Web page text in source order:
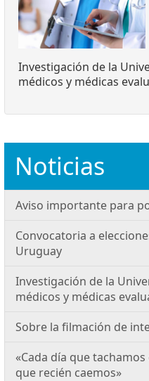
Investigación de la
médicos y médicas
Noticias
Aviso importante para
Convocatoria a
Uruguay
Investigación de la
médicos y médicas
Sobre la filmación de
«Cada día que
que recién caemos»